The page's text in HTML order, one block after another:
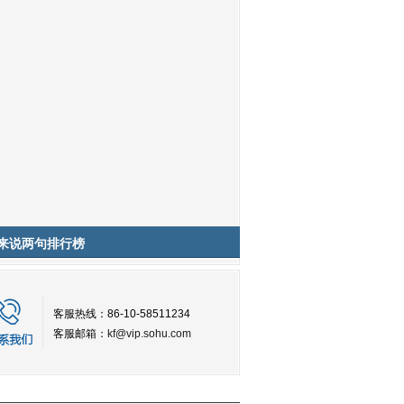
说两句排行榜
客服热线：86-10-58511234
客服邮箱： kf@vip.sohu.com